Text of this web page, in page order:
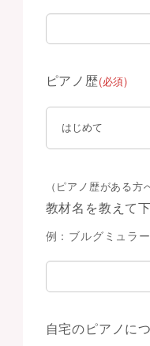
ピアノ歴(必須)
（ピアノ歴がある方
教材名を教えて下
例：ブルグミュラー
自宅のピアノに